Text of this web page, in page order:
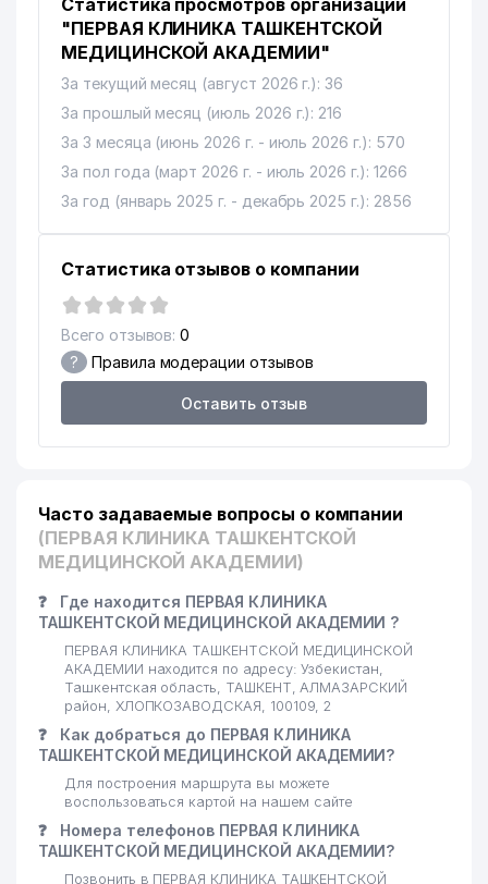
10
РЕСПУБЛИКАНСКИЙ ЦЕНТР
ПОВЫШЕНИЯ КВАЛИФИКАЦИИ
СРЕДНИХ МЕДИЦИНСКИХ И
ФАРМАКОЛОГИЧЕСКИХ
РАБОТНИКОВ
MED TASHMI DIAGNOSTIKA
MARKAZI ООО
12 BIOTACT ООО 525 м
ПОЛИКЛИНИКА ПРИ 1-й
КЛИНИКЕ ТАШКЕНТСКОЙ
МЕДИЦИНСКОЙ АКАДЕМИИ
14 DARVOZA SAVDO ООО
OMAD-NUR-FARM ООО
16 547 м
17
18 EYFEL PARFUM ООО 561 м
19
ЧП
20 INVIVO ООО 576 м
ЗОХИДОВ М.М. ИндП 614 м
22
OMON SHAMS СЕМЕЙНОЕ
ПРЕДПРИЯТИЕ
616 м
23 ВИТАМАКС ООО 634 м
24 GREAT ROAD LOGISTICS ООО 653 м
Статистика просмотров организации
"ПЕРВАЯ КЛИНИКА ТАШКЕНТСКОЙ
МЕДИЦИНСКОЙ АКАДЕМИИ"
За текущий месяц (август 2026 г.): 36
За прошлый месяц (июль 2026 г.): 216
За 3 месяца (июнь 2026 г. - июль 2026 г.): 570
За пол года (март 2026 г. - июль 2026 г.): 1266
За год (январь 2025 г. - декабрь 2025 г.): 2856
Статистика отзывов о компании
Всего отзывов: 0
? Правила модерации отзывов
Оставить отзыв
Часто задаваемые вопросы о компании
(ПЕРВАЯ КЛИНИКА ТАШКЕНТСКОЙ
МЕДИЦИНСКОЙ АКАДЕМИИ)
❓
Где находится ПЕРВАЯ КЛИНИКА
ТАШКЕНТСКОЙ МЕДИЦИНСКОЙ АКАДЕМИИ ?
ПЕРВАЯ КЛИНИКА ТАШКЕНТСКОЙ МЕДИЦИНСКОЙ
АКАДЕМИИ находится по адресу: Узбекистан,
Ташкентская область, ТАШКЕНТ, АЛМАЗАРСКИЙ
район, ХЛОПКОЗАВОДСКАЯ, 100109, 2
❓
Как добраться до ПЕРВАЯ КЛИНИКА
ТАШКЕНТСКОЙ МЕДИЦИНСКОЙ АКАДЕМИИ?
Для построения маршрута вы можете
воспользоваться картой на нашем сайте
❓
Номера телефонов ПЕРВАЯ КЛИНИКА
ТАШКЕНТСКОЙ МЕДИЦИНСКОЙ АКАДЕМИИ?
Позвонить в ПЕРВАЯ КЛИНИКА ТАШКЕНТСКОЙ